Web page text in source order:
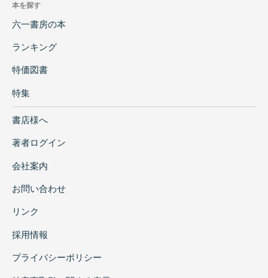
本を探す
六一書房の本
ランキング
特価図書
特集
書店様へ
著者ログイン
会社案内
お問い合わせ
リンク
採用情報
プライバシーポリシー